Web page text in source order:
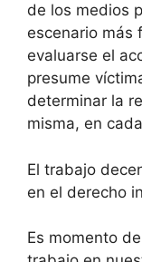
de los medios
escenario más
evaluarse el
presume
determinar la
misma, en
El trabajo
en el derecho
Es momento